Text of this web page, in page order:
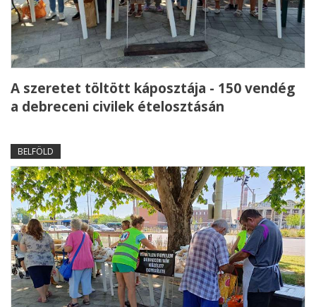
A szeretet töltött káposztája - 150 vendég
a debreceni civilek ételosztásán
BELFÖLD